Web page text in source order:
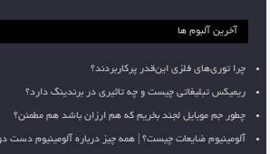
آخرین آلبوم ها
چرا توری‌های فلزی این‌قدر پرکاربردند؟
ریمیکس تبلیغاتی چیست و چه تاثیری در برندینگ دارد؟
چطور جم موبایل لجند بخریم که هم ارزان باشد هم مطمئن؟
آلومینیوم ضایعات چیست؟ | همه چیز درباره آلومینیوم دست